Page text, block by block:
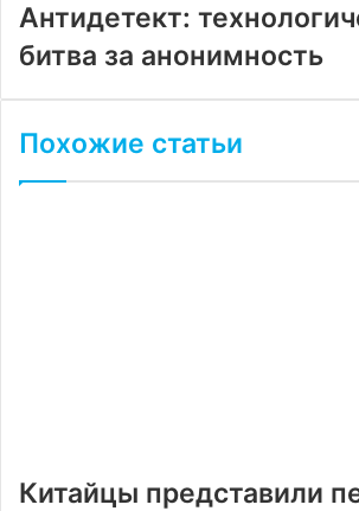
Антидетект:
битва за анонимность
Похожие статьи
Китайцы представили